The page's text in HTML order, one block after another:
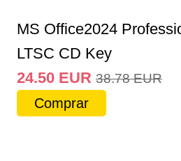
MS Office2024
LTSC CD Key
24.50 EUR 38.78 EUR
Comprar